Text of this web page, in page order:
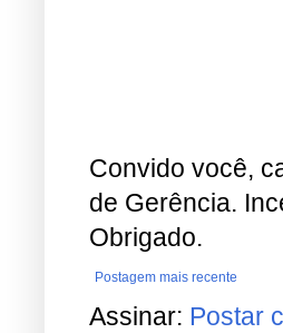
Convido você,
de Gerência.
Obrigado.
Postagem mais recente
Assinar: Postar